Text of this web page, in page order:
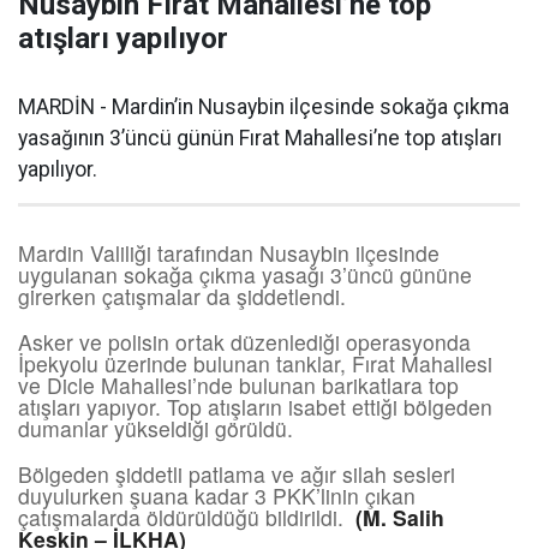
atışları yapılıyor
MARDİN - Mardin’in Nusaybin ilçesinde sokağa çıkma
yasağının 3’üncü günün Fırat Mahallesi’ne top atışları
yapılıyor.
Mardin Valiliği tarafından Nusaybin ilçesinde
uygulanan sokağa çıkma yasağı 3’üncü gününe
girerken çatışmalar da şiddetlendi.
Asker ve polisin ortak düzenlediği operasyonda
İpekyolu üzerinde bulunan tanklar, Fırat Mahallesi
ve Dicle Mahallesi’nde bulunan barikatlara top
atışları yapıyor. Top atışların isabet ettiği bölgeden
dumanlar yükseldiği görüldü.
Bölgeden şiddetli patlama ve ağır silah sesleri
duyulurken şuana kadar 3 PKK’linin çıkan
çatışmalarda öldürüldüğü bildirildi. (M. Salih
Keskin – İLKHA)